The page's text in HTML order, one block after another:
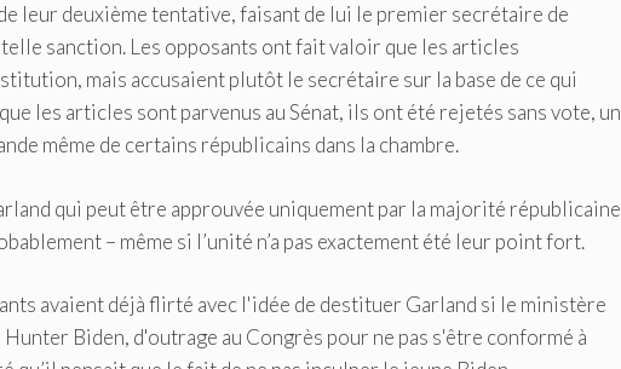
leur deuxième tentative, faisant de lui le premier secrétaire de
sanction. Les opposants ont fait valoir que les articles
mais accusaient plutôt le secrétaire sur la base de ce qui
les articles sont parvenus au Sénat, ils ont été rejetés sans vote, un
même de certains républicains dans la chambre.
qui peut être approuvée uniquement par la majorité républicaine
– ​​même si l’unité n’a pas exactement été leur point fort.
avaient déjà flirté avec l'idée de destituer Garland si le ministère
Biden, d'outrage au Congrès pour ne pas s'être conformé à